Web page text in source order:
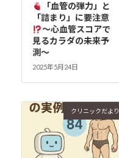
「血管の弾力」と
「詰まり」に要注意
〜心血管スコアで
見るカラダの未来予
測〜
2025年5月24日
クリニックだより